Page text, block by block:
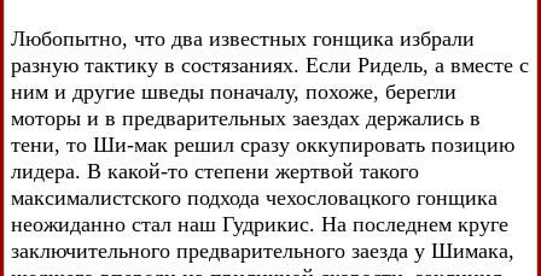
Любопытно, что два известных гонщика избрали
разную тактику в состязаниях. Если Ридель, а вместе с
ним и другие шведы поначалу, похоже, берегли
моторы и в предварительных заездах держались в
тени, то Ши-мак решил сразу оккупировать позицию
лидера. В какой-то степени жертвой такого
максималистского подхода чехословацкого гонщика
неожиданно стал наш Гудрикис. На последнем круге
заключительного предварительного заезда у Шимака,